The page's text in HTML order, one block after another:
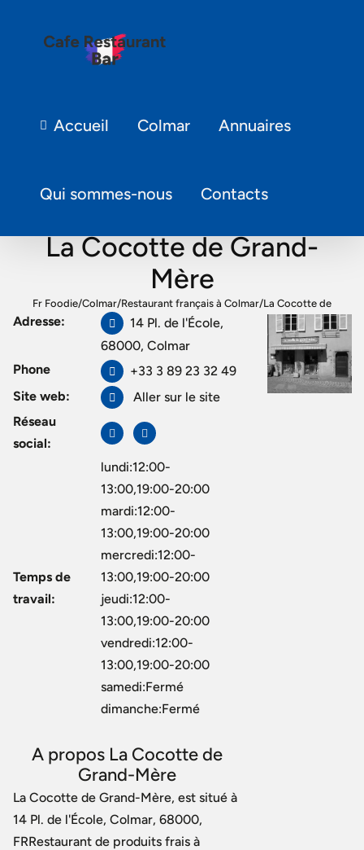
Accueil Colmar Annuaires
Qui sommes-nous Contacts
La Cocotte de Grand-
Mère
Fr Foodie/Colmar/Restaurant français à Colmar/La Cocotte de
Grand-Mère
Adresse:
14 Pl. de l'École,
68000, Colmar
Phone
+33 3 89 23 32 49
Site web:
Aller sur le site
Réseau
social:
Temps de
travail:
lundi:12:00-
13:00,19:00-20:00
mardi:12:00-
13:00,19:00-20:00
mercredi:12:00-
13:00,19:00-20:00
jeudi:12:00-
13:00,19:00-20:00
vendredi:12:00-
13:00,19:00-20:00
samedi:Fermé
dimanche:Fermé
A propos La Cocotte de
Grand-Mère
La Cocotte de Grand-Mère, est situé à
14 Pl. de l'École, Colmar, 68000,
FRRestaurant de produits frais à